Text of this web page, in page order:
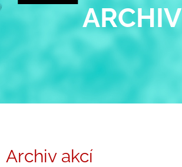
ARCHIV
Archiv akcí